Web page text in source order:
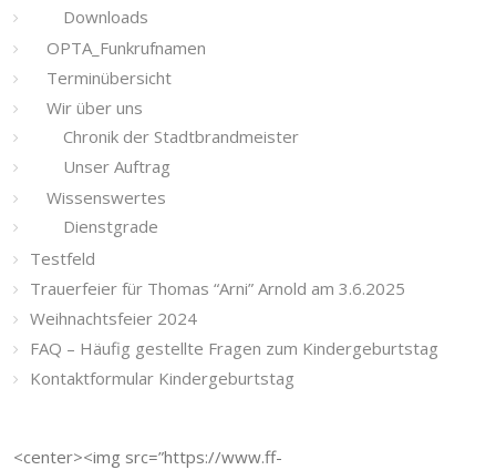
Downloads
OPTA_Funkrufnamen
Terminübersicht
Wir über uns
Chronik der Stadtbrandmeister
Unser Auftrag
Wissenswertes
Dienstgrade
Testfeld
Trauerfeier für Thomas “Arni” Arnold am 3.6.2025
Weihnachtsfeier 2024
FAQ – Häufig gestellte Fragen zum Kindergeburtstag
Kontaktformular Kindergeburtstag
<center><img src=”https://www.ff-